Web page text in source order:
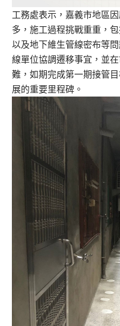
工務處表示，嘉義市地區
多，施工過程挑戰重重，
以及地下維生管線密布等
線單位協調遷移事宜，並
難，如期完成第一期接管
展的重要里程碑。